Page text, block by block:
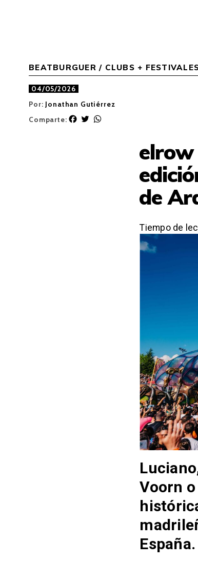
BEATBURGUER / CLUBS +
04/05/2026
Por: Jonathan Gutiérrez
Comparte:
F
T
elrow
de
Tiempo de
Voorn
España.